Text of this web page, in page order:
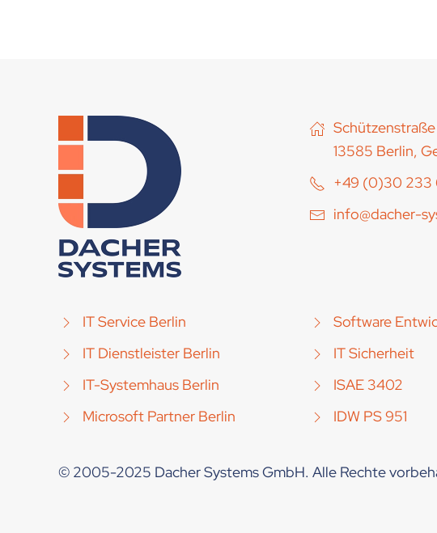
Schützenstraße
13585 Berlin,
+49 (0)30 233
info@dacher-
IT Service Berlin
IT Dienstleister Berlin
IT-Systemhaus Berlin
Microsoft Partner Berlin
Software
IT Sicherheit
ISAE 3402
IDW PS 951
© 2005-2025 Dacher Systems GmbH. Alle Rechte